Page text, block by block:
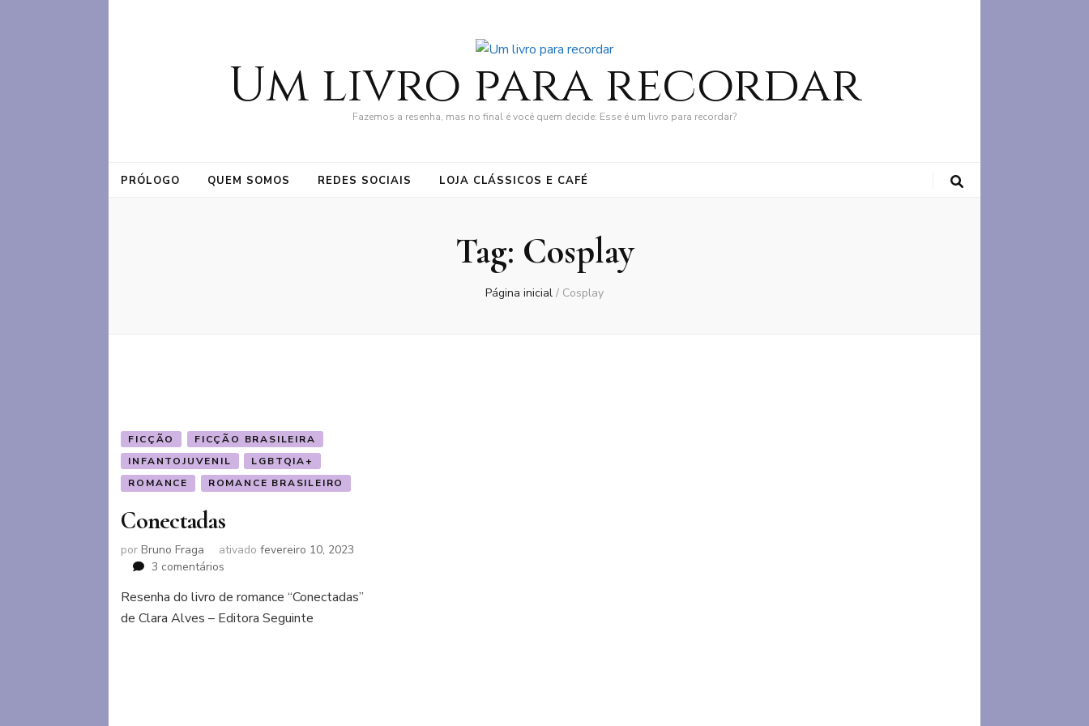
Um livro para recordar
Fazemos a resenha, mas no final é você quem decide: Esse é um livro para recordar?
PRÓLOGO QUEM SOMOS REDES SOCIAIS LOJA CLÁSSICOS E CAFÉ
Tag: Cosplay
Página inicial / Cosplay
FICÇÃO
FICÇÃO BRASILEIRA
INFANTOJUVENIL
LGBTQIA+
ROMANCE
ROMANCE BRASILEIRO
Conectadas
porBruno Fraga ativadofevereiro 10, 2023
3 comentários
Resenha do livro de romance “Conectadas”
de Clara Alves – Editora Seguinte